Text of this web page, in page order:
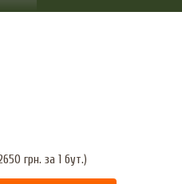
грн. за 1 бут.)